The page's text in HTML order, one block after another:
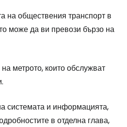
на обществения транспорт в
може да ви превози бързо на
метрото, които обслужват
системата и информацията,
в отделна глава,